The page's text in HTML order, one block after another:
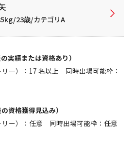
23歳/カテゴリA
実績または資格あり）
ー）：17 名以上 同時出場可能枠：
資格獲得見込み）
リー）：任意 同時出場可能枠：任意